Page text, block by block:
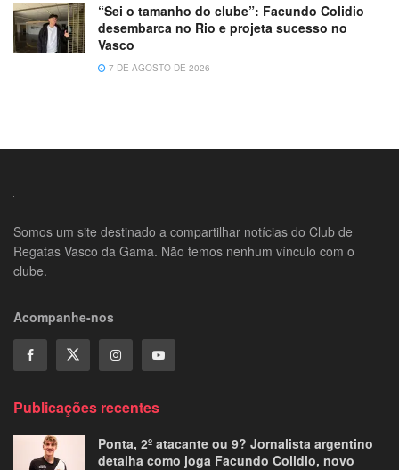
“Sei o tamanho do clube”: Facundo Colidio
desembarca no Rio e projeta sucesso no
Vasco
7 DE AGOSTO DE 2026
Somos um site destinado a compartilhar notícias do Club de
Regatas Vasco da Gama. Não temos nenhum vínculo com o
clube.
Acompanhe-nos
Publicações recentes
Ponta, 2º atacante ou 9? Jornalista argentino
detalha como joga Facundo Colidio, novo